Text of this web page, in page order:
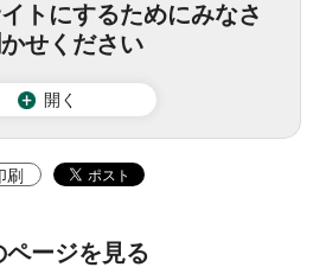
トにするためにみなさ
せください
開く
刷
ページを見る